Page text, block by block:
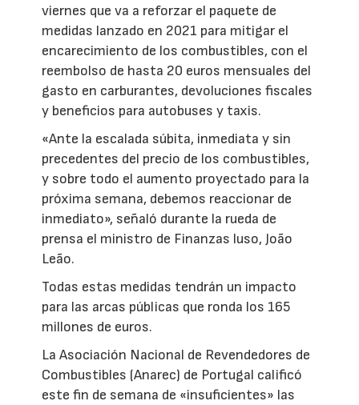
viernes que va a reforzar el paquete de
medidas lanzado en 2021 para mitigar el
encarecimiento de los combustibles, con el
reembolso de hasta 20 euros mensuales del
gasto en carburantes, devoluciones fiscales
y beneficios para autobuses y taxis.
«Ante la escalada súbita, inmediata y sin
precedentes del precio de los combustibles,
y sobre todo el aumento proyectado para la
próxima semana, debemos reaccionar de
inmediato», señaló durante la rueda de
prensa el ministro de Finanzas luso, João
Leão.
Todas estas medidas tendrán un impacto
para las arcas públicas que ronda los 165
millones de euros.
La Asociación Nacional de Revendedores de
Combustibles (Anarec) de Portugal calificó
este fin de semana de «insuficientes» las